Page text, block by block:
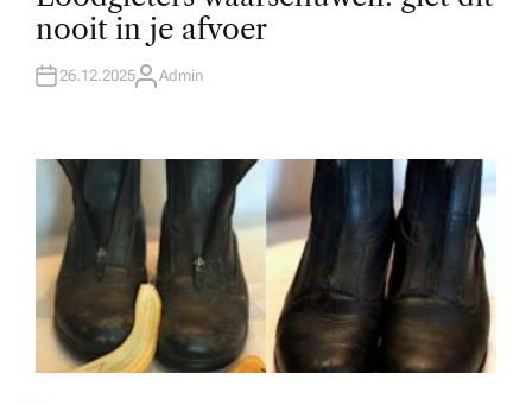
T
E
D
N
nooit in je afvoer
26.12.2025A
R
Admin